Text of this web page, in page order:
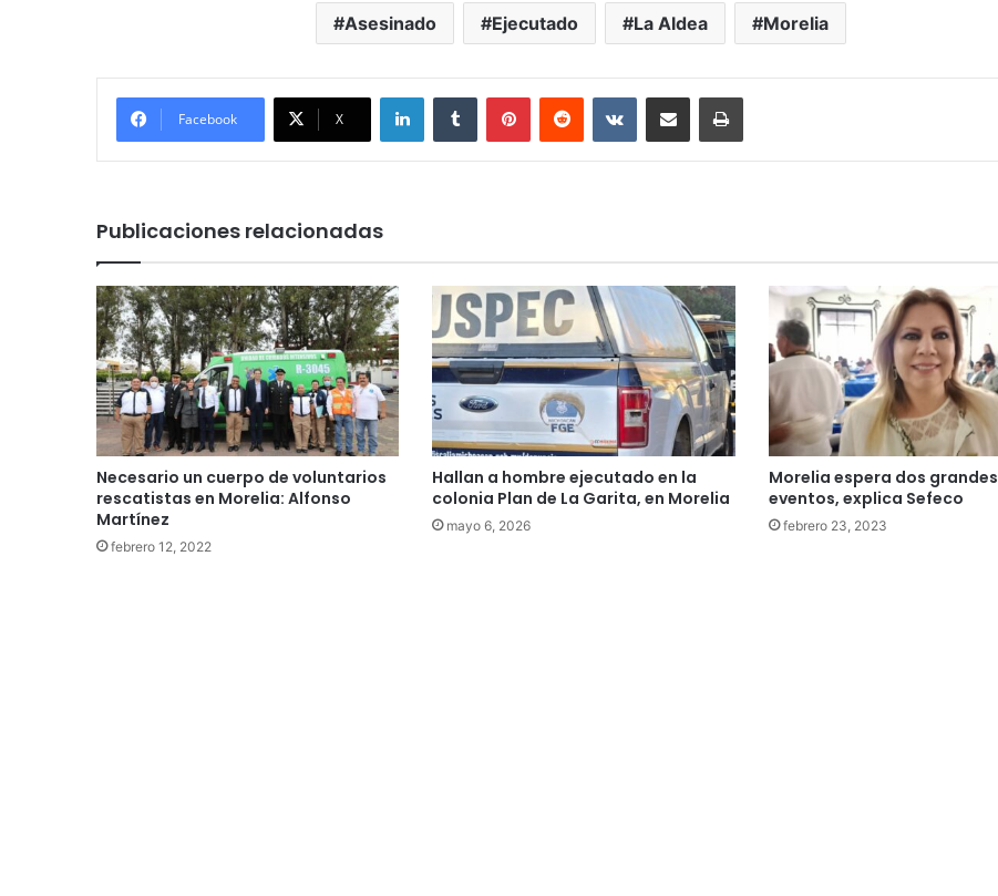
Asesinado Ejecutado La Aldea Morelia
Facebook X
LinkedInTumblr PinterestReddit VKontakteCompartir por correo electrónicoImprimir
Publicaciones relacionadas
Necesario un cuerpo de voluntarios
rescatistas en Morelia: Alfonso
Martínez
febrero 12, 2022
Hallan a hombre ejecutado en la
colonia Plan de La Garita, en Morelia
mayo 6, 2026
Morelia espera dos grandes
eventos, explica Sefeco
febrero 23, 2023